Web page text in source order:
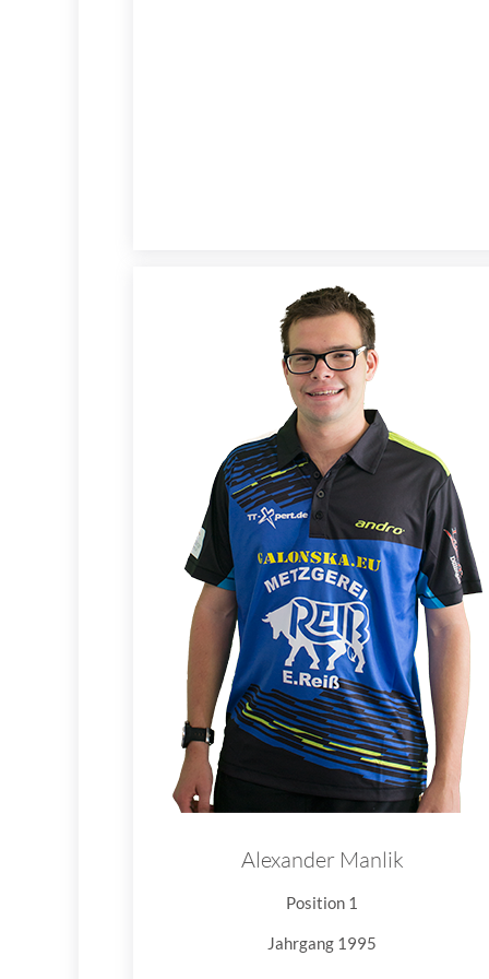
Alexander Manlik
Position 1
Jahrgang 1995